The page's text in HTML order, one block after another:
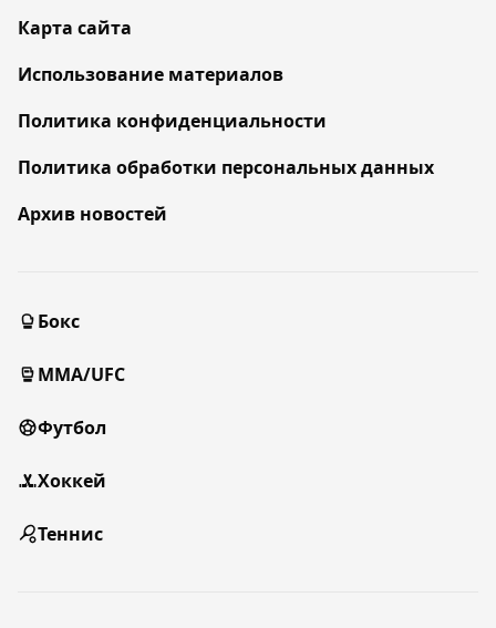
Карта сайта
Использование материалов
Политика конфиденциальности
Политика обработки персональных данных
Архив новостей
Бокс
MMA/UFC
Футбол
Хоккей
Теннис